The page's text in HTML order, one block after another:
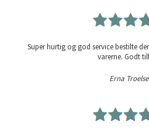
Super hurtig og god service bestilte
varerne. Godt
Erna